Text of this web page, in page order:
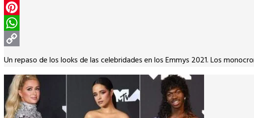
Twitter
Pinterest
WhatsApp
Copy
Un repaso de los looks de las celebridades en los Emmys 2021. Los